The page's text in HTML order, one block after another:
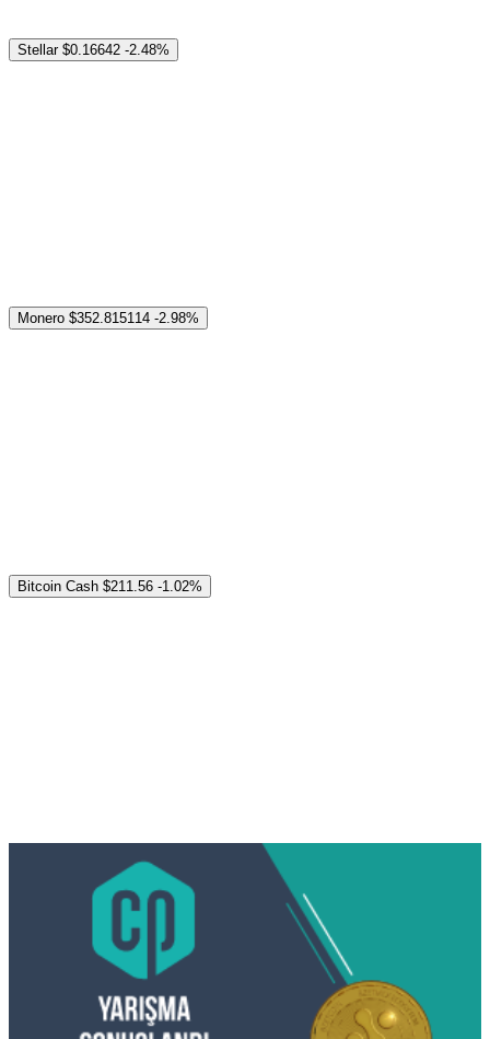
Stellar $0.16642 -2.48%
Monero $352.815114 -2.98%
Bitcoin Cash $211.56 -1.02%